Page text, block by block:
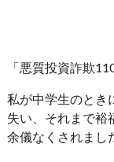
「悪質投資詐欺
私が中学生のとき
失い、それまで裕
余儀なくされまし